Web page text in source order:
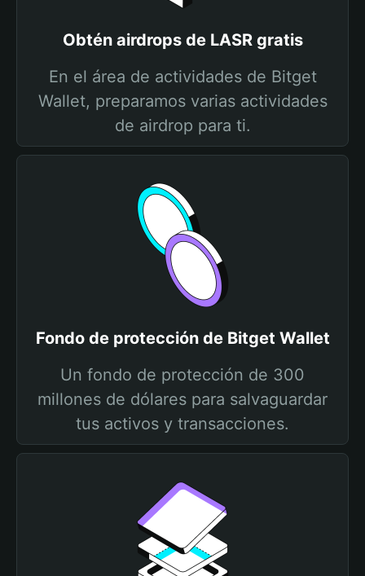
Obtén airdrops de LASR gratis
En el área de actividades de Bitget
Wallet, preparamos varias actividades
de airdrop para ti.
Fondo de protección de Bitget Wallet
Un fondo de protección de 300
millones de dólares para salvaguardar
tus activos y transacciones.